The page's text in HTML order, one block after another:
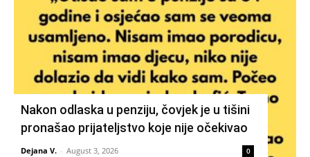
Nakon odlaska u penziju, čovjek je u tišini
pronašao prijateljstvo koje nije očekivao
Dejana V. - August 3, 2026 0